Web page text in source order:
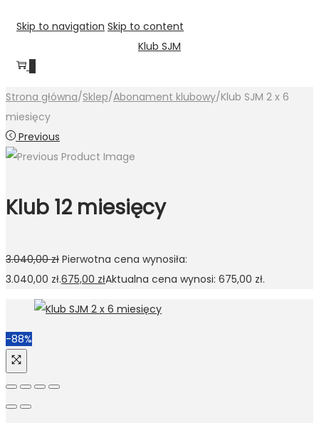
Skip to navigation Skip to content
Klub SJM
Strona główna/Sklep/Abonament klubowy/Klub SJM 2 x 6
miesięcy
Previous
Klub 12 miesięcy
3.040,00zł Pierwotna cena wynosiła:
3.040,00 zł.675,00 złAktualna cena wynosi: 675,00 zł.
-88%